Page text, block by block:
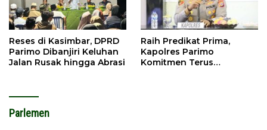
Reses di Kasimbar, DPRD
Parimo Dibanjiri Keluhan
Jalan Rusak hingga Abrasi
Raih Predikat Prima,
Kapolres Parimo
Komitmen Terus
Parlemen